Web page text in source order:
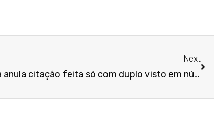
Next
3ª Turma anula citação feita só com duplo visto em número comercial no WhatsApp